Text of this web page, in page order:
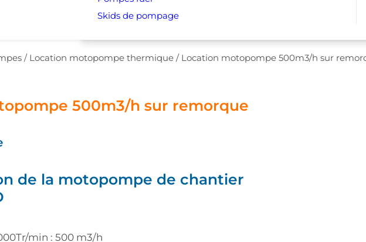
Skids de pompage
/ Location motopompe thermique / Location motopompe 500m3/h sur
500m3/h sur remorque
de la motopompe de chantier
min : 500 m3/h